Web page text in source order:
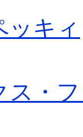
ッキィ
ス・